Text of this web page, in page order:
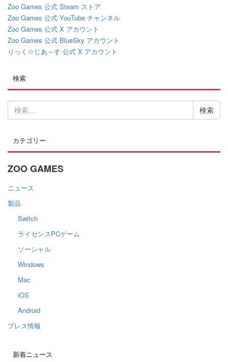
Zoo Games 公式 Steam ストア
Zoo Games 公式 YouTube チャンネル
Zoo Games 公式 X アカウント
Zoo Games 公式 BlueSky アカウント
りっく☆じあ～す 公式 X アカウント
検索
検
索:
カテゴリー
ZOO GAMES
ニュース
製品
Switch
ライセンスPCゲーム
ソーシャル
Windows
Mac
iOS
Android
プレス情報
新着ニュース